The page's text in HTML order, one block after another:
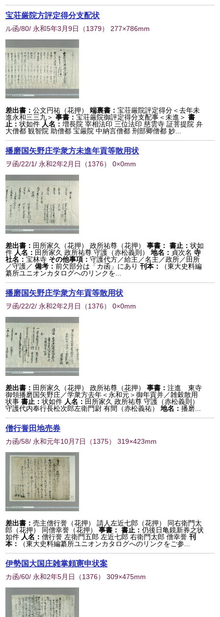
宝荘厳院方評定得分支配状
ル函/80/ 永和5年3月9日 （1379） 277×786mm
差出書：公文円祐（花押） 端裏書：宝荘厳院評定得分＜去年未
進永和三三九＞ 事書：宝荘厳院御評定得分支配事＜未進＞書
止：状如件 人名：増長院 宰相法印 三位法印 慈雲寺 証菩提院 弁
大僧都 観智院 助僧都 宝厳院 中納言僧都 刑部卿僧都 妙...
播磨国矢野庄学衆方未進年貢等散用状
ヲ函/22/1/ 永和2年2月日 （1376） 0×0mm
差出書： 田所家久（花押） 政所祐尊（花押） 事書： 書止：状如
件 人名： 田所家久 政所祐尊 守護（赤松義則） 地名： 貞次名 寺
社名：宝林寺 その他事項：守護代方／給主／名主／政所／田所
／守護／備考：前欠部分は「カ函」にあり 刊本：
（東大史料編
纂所ユニオンカタログへのリンクを...
播磨国矢野庄学衆方年貢等散用状
ヲ函/22/2/ 永和2年2月日 （1376） 0×0mm
差出書： 田所家久（花押） 政所祐尊（花押） 事書：注進 東寺
御領播磨国矢野庄／学衆方去年＜永和元＞御年貢并／雑穀散用
状事書止：状如件 人名： 田所家久 政所祐尊 守護（赤松義則）
守護代内奉行長松次郎左衛門尉 有間（赤松義祐）
地名：播磨...
僧行誉田地売券
カ函/58/ 永和元年10月7日 （1375） 319×423mm
差出書：売主僧行誉（花押） 請人左近七郎（花押） 同右衛門太
郎（花押） 同僧幸誉（花押）
事書： 書止：仍後日亀鏡新券之状
如件 人名：僧行誉 左衛門五郎 左近七郎 右衛門太郎 僧幸誉 刊
本：
（東大史料編纂所ユニオンカタログへのリンクをご参...
伊勢国大国庄雑掌頼憲申状案
カ函/60/ 永和2年5月日 （1376） 309×475mm